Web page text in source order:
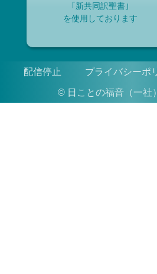
｢新共同訳聖書｣
を使用しております
配信停止 プライバシーポ
© 日ことの福音（一社